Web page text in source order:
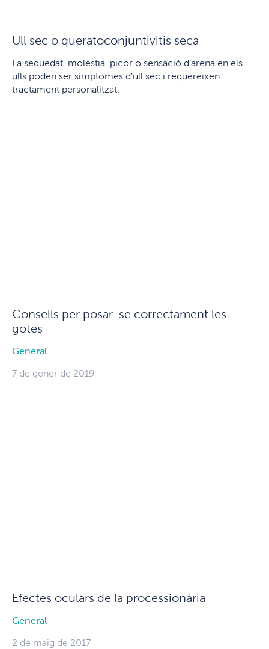
Ull sec o queratoconjuntivitis seca
La sequedat, molèstia, picor o sensació d’arena en els
ulls poden ser símptomes d’ull sec i requereixen
tractament personalitzat.
Consells per posar-se correctament les
gotes
General
7 de gener de 2019
Efectes oculars de la processionària
General
2 de maig de 2017